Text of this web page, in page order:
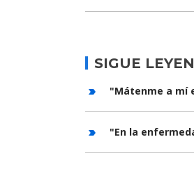
SIGUE
"Mátenme a mí
"En la